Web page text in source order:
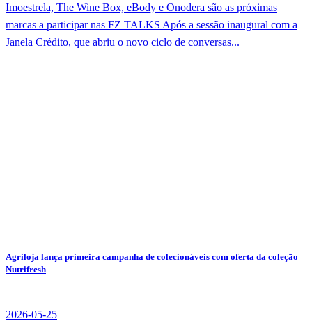
Imoestrela, The Wine Box, eBody e Onodera são as próximas
marcas a participar nas FZ TALKS Após a sessão inaugural com a
Janela Crédito, que abriu o novo ciclo de conversas...
Agriloja lança primeira campanha de colecionáveis com oferta da coleção
Nutrifresh
2026-05-25